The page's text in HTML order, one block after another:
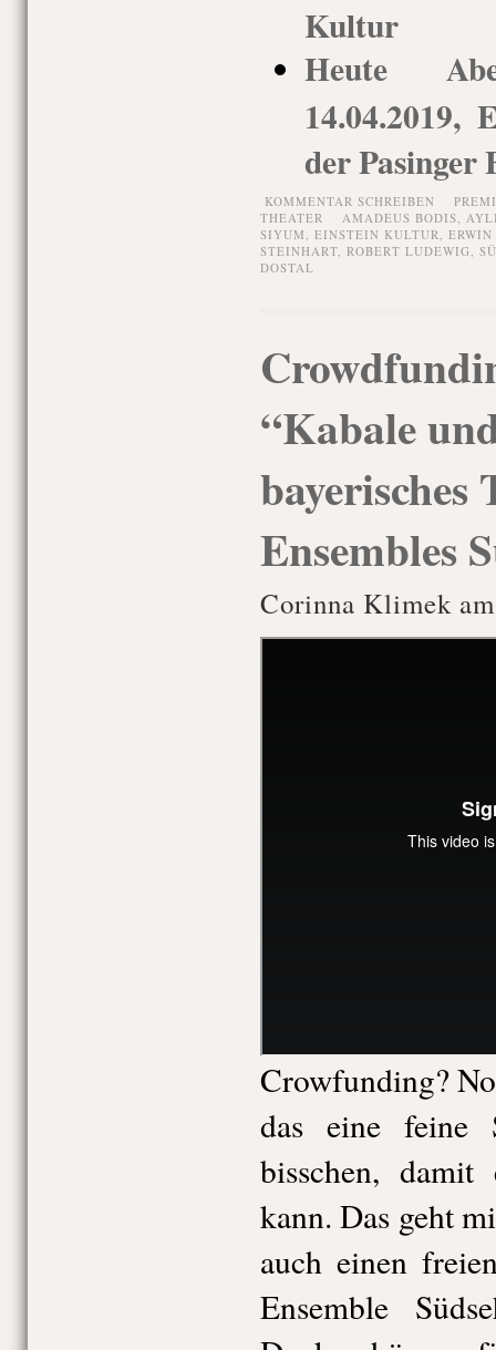
Kultur
Heute
14.04.2019,
der Pasinger
KOMMENTAR SCHREIBEN
THEATER
AMADEUS BODIS,
SIYUM, EINSTEIN KULTUR,
STEINHART, ROBERT LUDEWIG,
DOSTAL
“Kabale
bayerisches
Ensembles
Corinna Klimek
Crowfunding?
das eine feine
bisschen,
kann. Das geht
auch einen
Ensemble